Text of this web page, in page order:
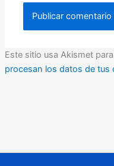
Este sitio usa Akismet
procesan los datos de tus